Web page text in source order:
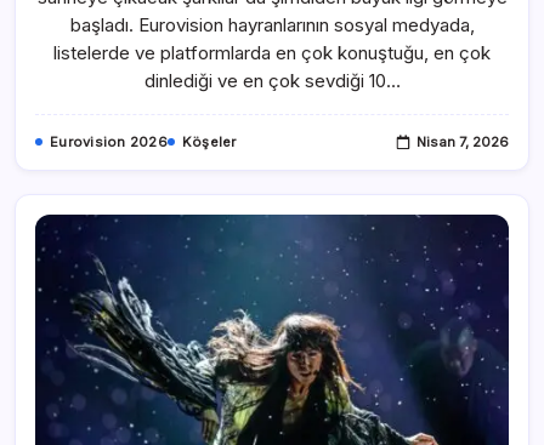
başladı. Eurovision hayranlarının sosyal medyada,
listelerde ve platformlarda en çok konuştuğu, en çok
dinlediği ve en çok sevdiği 10…
Eurovision 2026 Köşeler Nisan 7, 2026